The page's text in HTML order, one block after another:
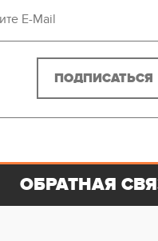
ОБРАТНАЯ